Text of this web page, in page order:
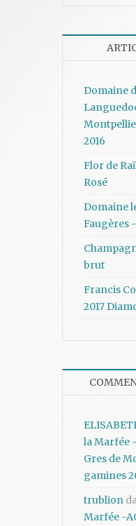
Domaine
2016
Flor de
Rosé
Domaine
Faugères
brut
Francis
2017
la Marfée
Gres de
gamines
trublion
Marfée -